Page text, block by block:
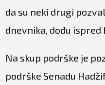
da su neki drugi
dnevnika, dođu ispred
Na skup podrške je
podrške Senadu